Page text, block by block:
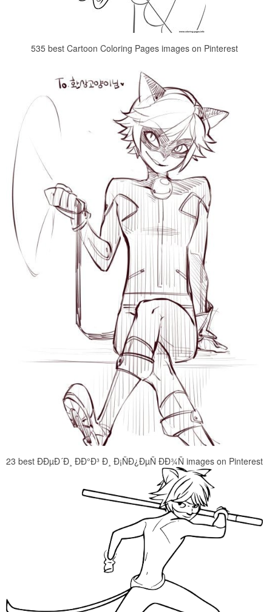
535 best Cartoon Coloring Pages images on Pinterest
23 best ÐÐµÐ´Ð¸ ÐÐ°Ð³ Ð¸ Ð¡ÑÐ¿ÐµÑ ÐÐ¾Ñ images on Pinterest